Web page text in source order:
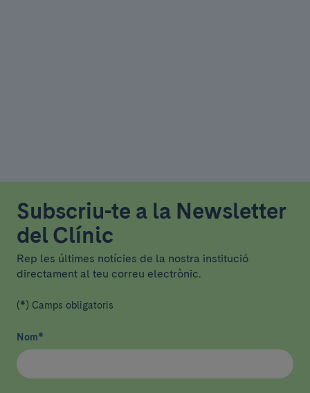
Subscriu-te a la Newsletter
del Clínic
Rep les últimes notícies de la nostra institució
directament al teu correu electrònic.
(*) Camps obligatoris
Nom*